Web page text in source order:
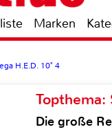
Marken
H.E.D. 10" 4
Topthema:
Die große